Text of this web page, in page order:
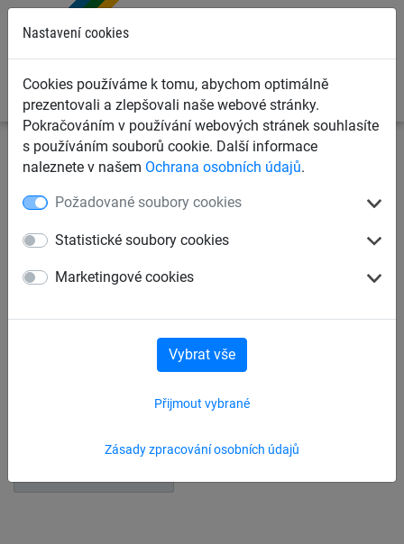
Nastavení cookies
Cookies používáme k tomu, abychom optimálně
prezentovali a zlepšovali naše webové stránky.
Pokračováním v používání webových stránek souhlasíte
s používáním souborů cookie. Další informace
naleznete v našem Ochrana osobních údajů.
Požadované soubory cookies
Statistické soubory cookies
Marketingové cookies
Zásady zpracování osobních údajů
Přijmout vybrané
Vybrat vše
Dětská lanová hřiště
Šplhací sítě, žebříky, lana
Šplhací lanové sítě
Příslušenství šplhacích sítí pro sloupy z robinie
Cvičební závěsné kruhy Šplhací lana